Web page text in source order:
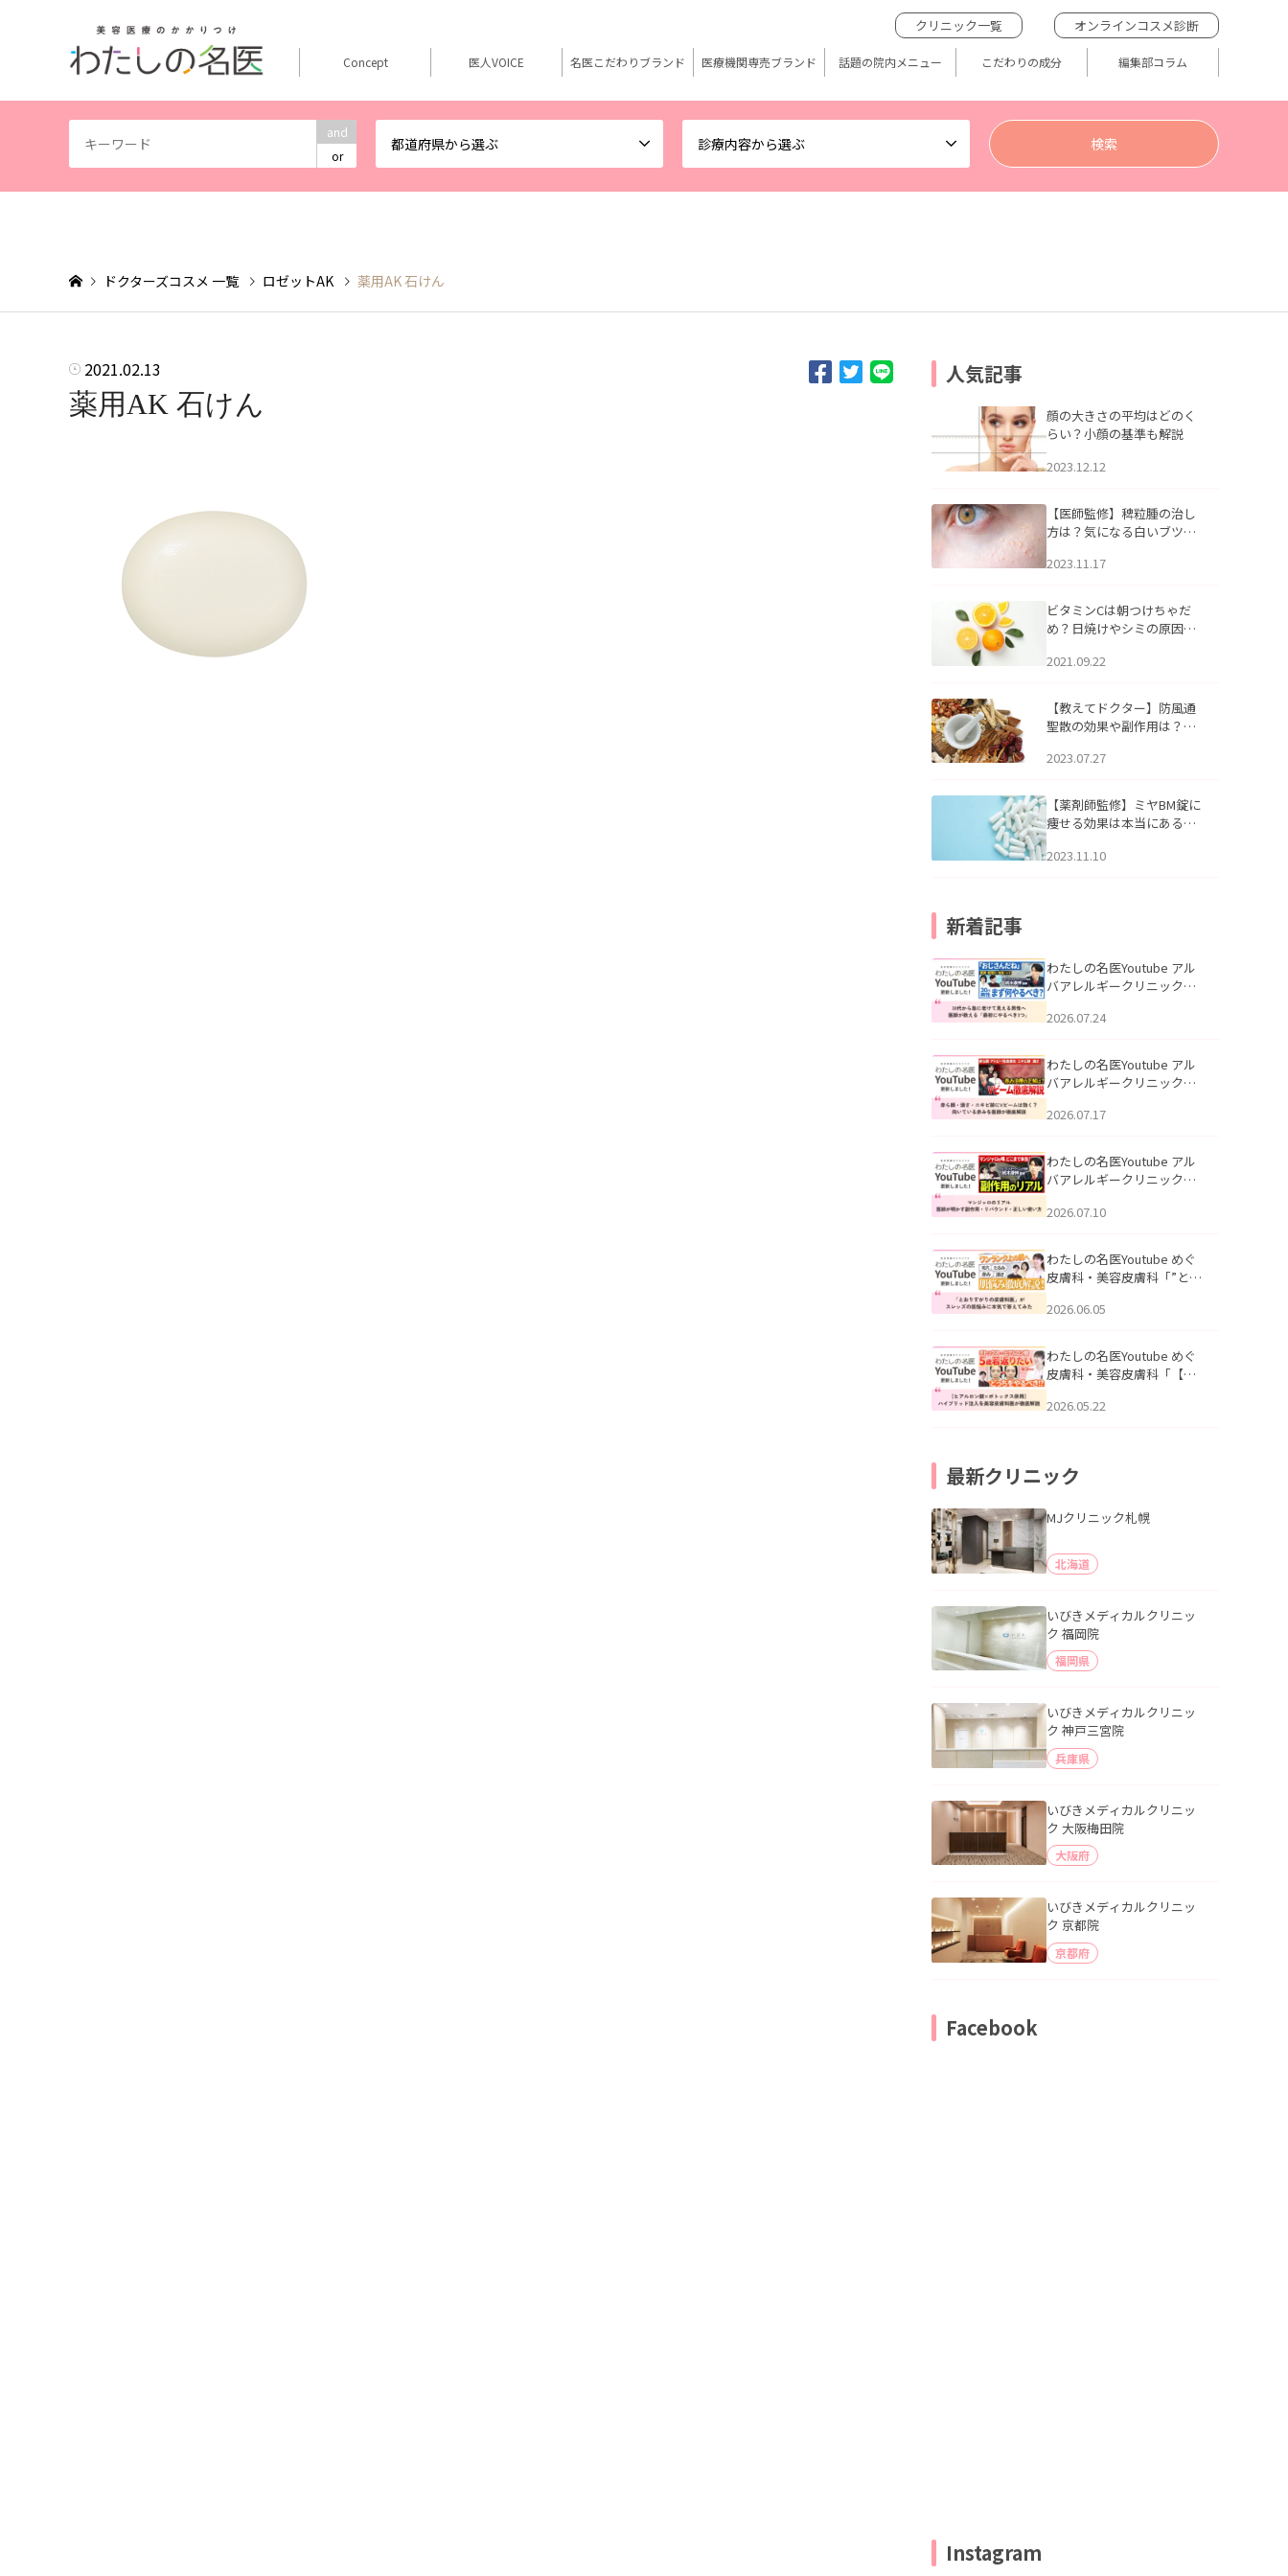
and
or
都道府県から選ぶ 診療内容から選ぶ
クリニック一覧 オンラインコスメ診断
Concept 医人VOICE 名医こだわりブランド 医療機関専売ブランド 話題の院内メニュー こだわりの成分 編集部コラム
ドクターズコスメ 一覧 ロゼットAK 薬用AK 石けん
2021.02.13
薬用AK 石けん
人気記事
顔の大きさの平均はどのく
らい？小顔の基準も解説
2023.12.12
【医師監修】稗粒腫の治し
方は？気になる白いブツブ
アについて
2023.11.17
ビタミンCは朝つけちゃだ
め？日焼けやシミの原因に
2021.09.22
【教えてドクター】防風通
聖散の効果や副作用は？長
2023.07.27
【薬剤師監修】ミヤBM錠に
痩せる効果は本当にある
2023.11.10
新着記事
わたしの名医Youtube アル
バアレルギークリニック札
える男性へ｜医師が教える
公開いたしました。
2026.07.24
わたしの名医Youtube アル
バアレルギークリニック札
跡にVビームは効く？向いて
説」を公開いたしました。
2026.07.17
わたしの名医Youtube アル
バアレルギークリニック札
医師が明かす副作用・リバ
公開いたしました。
2026.07.10
わたしの名医Youtube めぐ
皮膚科・美容皮膚科「”とお
ッズの肌悩みに本気で答え
た。
2026.06.05
わたしの名医Youtube めぐ
皮膚科・美容皮膚科「【ヒ
用】ハイブリッド注入を美
2026.05.22
最新クリニック
MJクリニック札幌
北海道
いびきメディカルクリニッ
ク 福岡院
福岡県
いびきメディカルクリニッ
ク 神戸三宮院
兵庫県
いびきメディカルクリニッ
ク 大阪梅田院
大阪府
いびきメディカルクリニッ
ク 京都院
京都府
Facebook
Instagram